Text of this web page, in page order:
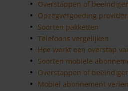
Overstappen of
Opzegvergoeding provider
Soorten pakketten
Telefoons vergelijken
Hoe werkt een overstap
Soorten mobiele
Overstappen of
Mobiel abonnement